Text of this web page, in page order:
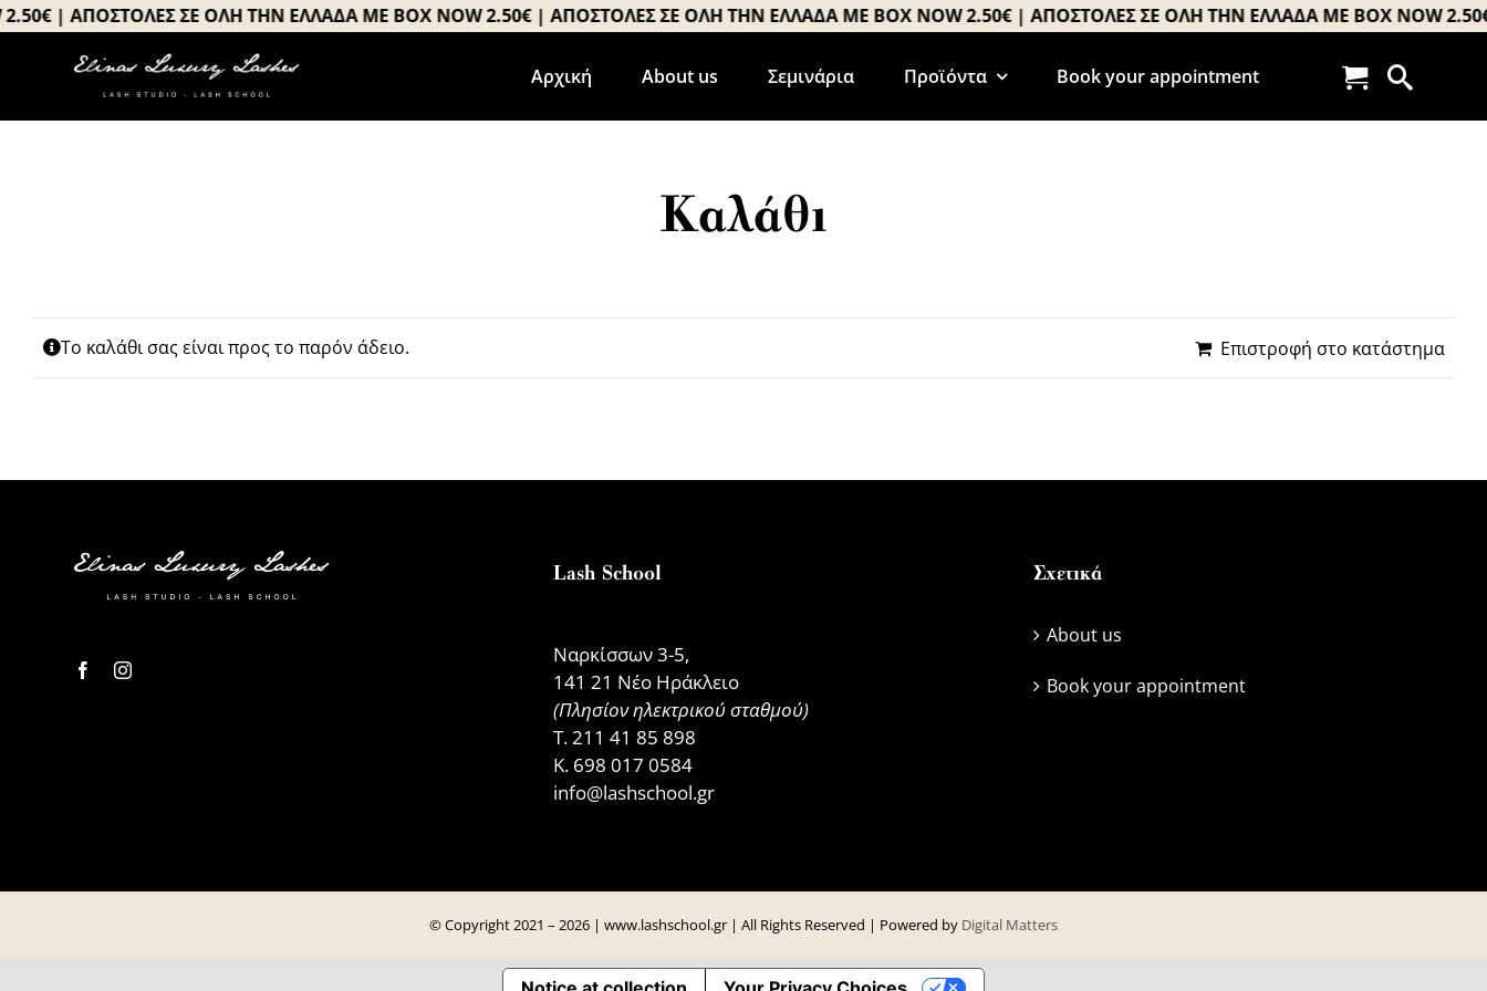
Μετάβαση
στο
περιεχόμενο
| ΑΠΟΣΤΟΛΕΣ ΣΕ ΟΛΗ ΤΗΝ ΕΛΛΑΔΑ ΜΕ BOX NOW 2.50€ | ΑΠΟΣΤΟΛΕΣ ΣΕ ΟΛΗ ΤΗΝ ΕΛΛΑΔΑ ΜΕ BOX NOW 2.50€ | ΑΠΟΣΤΟΛΕΣ ΣΕ ΟΛΗ ΤΗΝ ΕΛΛΑΔΑ ΜΕ BOX NOW
Αρχική About us Σεμινάρια Προϊόντα Book your appointment
Καλάθι
Το καλάθι σας είναι προς το παρόν άδειο. Επιστροφή στο κατάστημα
Lash School
Ναρκίσσων 3-5,
141 21 Νέο Ηράκλειο
(Πλησίον ηλεκτρικού σταθμού)
Τ.211 41 85 898
Κ. 698 017 0584
info@lashschool.gr
Σχετικά
About us
Book your appointment
© Copyright 2021 – 2026 | www.lashschool.gr | All Rights Reserved | Powered by Digital Matters